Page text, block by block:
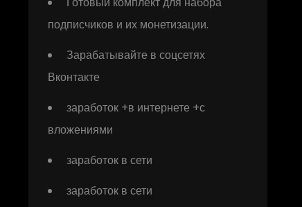
подписчиков и их монетизации.
Зарабатывайте в соцсетях
Вконтакте
заработок +в интернете +с
вложениями
заработок в сети
заработок в сети